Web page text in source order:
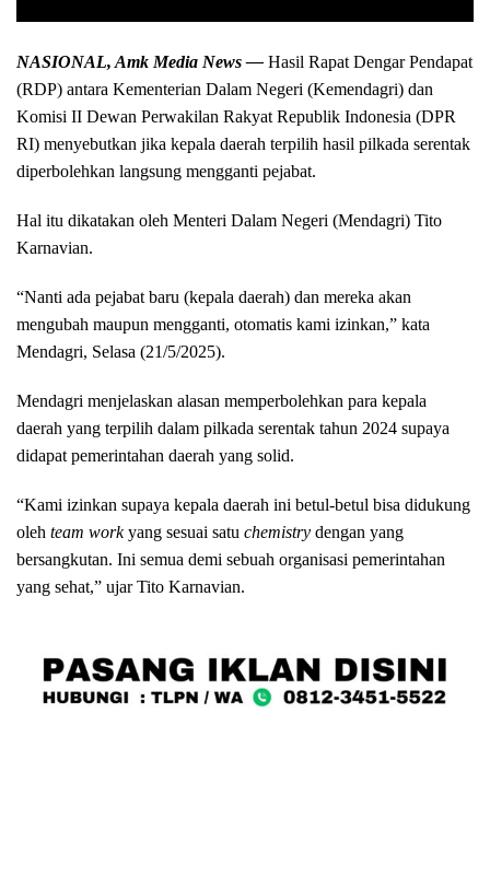
NASIONAL, Amk Media News — Hasil Rapat Dengar Pendapat
(RDP) antara Kementerian Dalam Negeri (Kemendagri) dan
Komisi II Dewan Perwakilan Rakyat Republik Indonesia (DPR
RI) menyebutkan jika kepala daerah terpilih hasil pilkada serentak
diperbolehkan langsung mengganti pejabat.
Hal itu dikatakan oleh Menteri Dalam Negeri (Mendagri) Tito
Karnavian.
“Nanti ada pejabat baru (kepala daerah) dan mereka akan
mengubah maupun mengganti, otomatis kami izinkan,” kata
Mendagri, Selasa (21/5/2025).
Mendagri menjelaskan alasan memperbolehkan para kepala
daerah yang terpilih dalam pilkada serentak tahun 2024 supaya
didapat pemerintahan daerah yang solid.
“Kami izinkan supaya kepala daerah ini betul-betul bisa didukung
oleh team workyang sesuai satu chemistry dengan yang
bersangkutan. Ini semua demi sebuah organisasi pemerintahan
yang sehat,” ujar Tito Karnavian.